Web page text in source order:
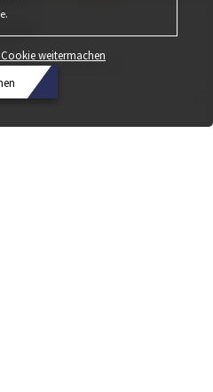
CLS in den Vordergrund.
weitermachen